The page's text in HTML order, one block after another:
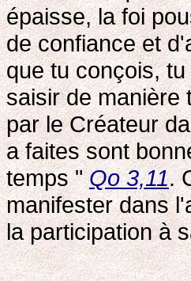
épaisse, la foi
de confiance et
que tu conçois,
saisir de manière
par le Créateur
a faites sont
temps "Qo 3,11.
manifester dans
la participation à